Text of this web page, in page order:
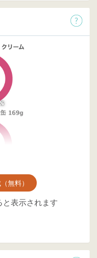
無料）
表示されます